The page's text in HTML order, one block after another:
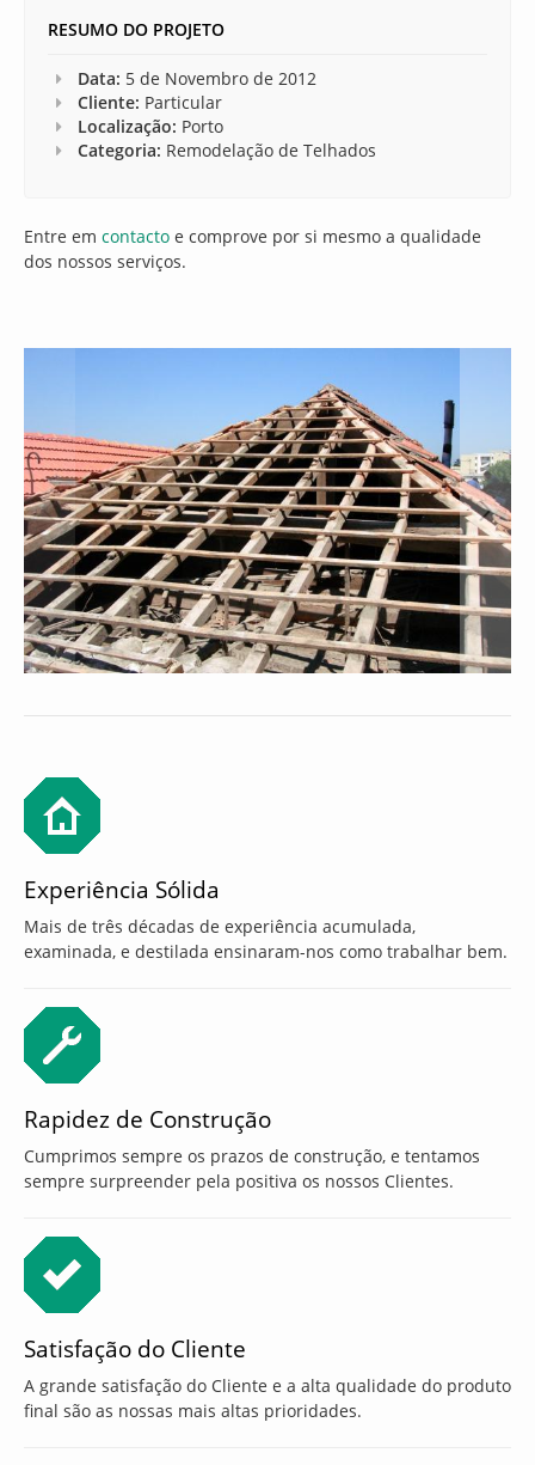
RESUMO DO PROJETO
Data: 5 de Novembro de 2012
Cliente: Particular
Localização: Porto
Categoria: Remodelação de Telhados
Entre em contacto e comprove por si mesmo a qualidade
dos nossos serviços.
Experiência Sólida
Mais de três décadas de experiência acumulada,
examinada, e destilada ensinaram-nos como trabalhar bem.
Rapidez de Construção
Cumprimos sempre os prazos de construção, e tentamos
sempre surpreender pela positiva os nossos Clientes.
Satisfação do Cliente
A grande satisfação do Cliente e a alta qualidade do produto
final são as nossas mais altas prioridades.